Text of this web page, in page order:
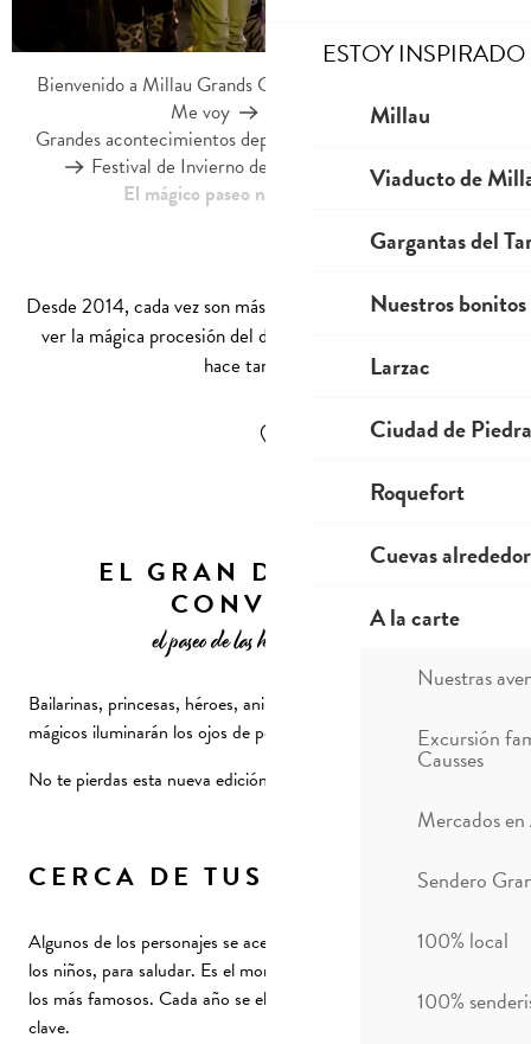
ESTOY INSPIRADO
Millau
Viaducto de
Gargantas del
Nuestros
Larzac
Ciudad de Piedra
Roquefort
Cuevas
A la carte
Nuestras
Excursión
Causses
Mercados
Sendero
100% local
100%
Bienvenido a Millau Grands Causses – Gorges du Tarn
Me voy
Grandes acontecimientos deportivos y culturales en Millau
Festival de Invierno de la Felicidad de Millau
El mágico paseo navideño de Millau
Desde 2014, cada vez son más los espectadores que acuden a
ver la mágica procesión del desfile. Pero, ¿qué es lo que lo
hace tan único?
Ajouter aux favoris
EL GRAN DESFILE SE
CONVIERTE
el paseo de las hadas en 2023
Bailarinas, princesas, héroes, animales y otros personajes
mágicos iluminarán los ojos de pequeños y mayores.
No te pierdas esta nueva edición…
CERCA DE TUS HÉROES
Algunos de los personajes se acercan al público, especialmente a
los niños, para saludar. Es el momento de hacerse una foto con
los más famosos. Cada año se elige un nuevo tema y personajes
clave.